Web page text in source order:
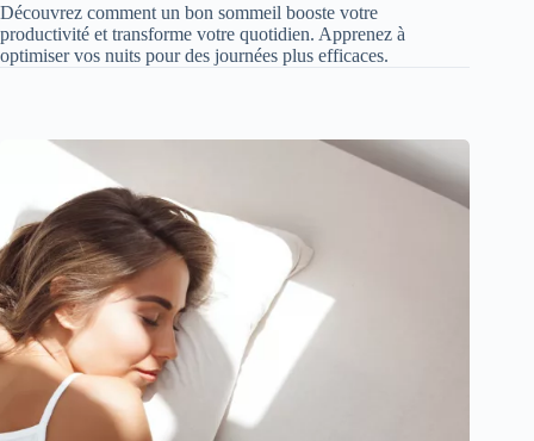
Découvrez comment un bon sommeil booste votre
productivité et transforme votre quotidien. Apprenez à
optimiser vos nuits pour des journées plus efficaces.